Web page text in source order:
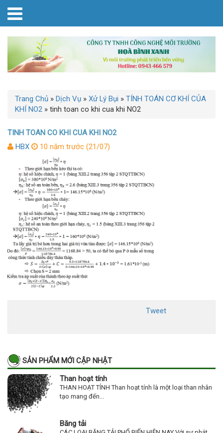
Trang Chủ » Dịch Vụ » Xử Lý Bụi » TÍNH TOÁN CƠ KHÍ CỦA
KHÍ NO2 » tinh toan co khi cua khi NO2
TINH TOAN CO KHI CUA KHI NO2
HBX
10 năm trước (21/07)
Tweet
SẢN PHẨM MỚI CẬP NHẬT
Than hoạt tính
THAN HOẠT TÍNH Than hoạt tính là một loại than nhân
tạo mang đến...
Băng tải